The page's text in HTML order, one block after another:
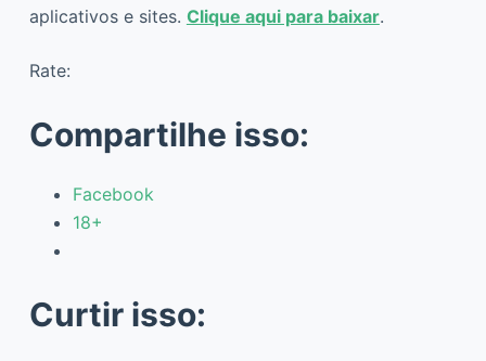
aplicativos e sites. Clique aqui para baixar.
Rate:
Compartilhe isso:
Facebook
18+
Curtir isso: